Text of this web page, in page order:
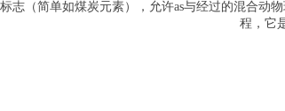
志（简单如煤炭元素），允许as与经过的混合动
程，它